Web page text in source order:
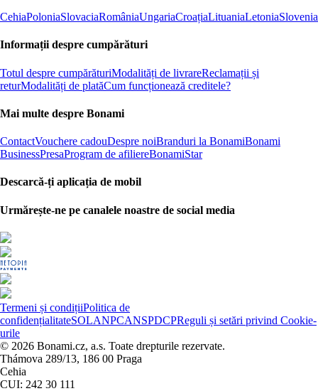
CehiaPoloniaSlovaciaRomâniaUngariaCroațiaLituaniaLetoniaSlovenia
Informații despre cumpărături
Totul despre cumpărăturiModalități de livrareReclamații și
returModalități de platăCum funcționează creditele?
Mai multe despre Bonami
ContactVouchere cadouDespre noiBranduri la BonamiBonami
BusinessPresaProgram de afiliereBonamiStar
Descarcă-ți aplicația de mobil
Urmărește-ne pe canalele noastre de social media
Termeni și condițiiPolitica de
confidențialitateSOLANPCANSPDCPReguli și setări privind Cookie-
urile
© 2026 Bonami.cz, a.s. Toate drepturile rezervate.
Thámova 289/13, 186 00 Praga
Cehia
CUI: 242 30 111